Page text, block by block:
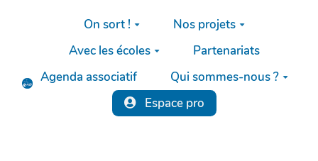
Aller au contenu principal
On sort !
Nos projets
Avec les écoles
Partenariats
Agenda associatif
Qui sommes-nous ?
Espace pro